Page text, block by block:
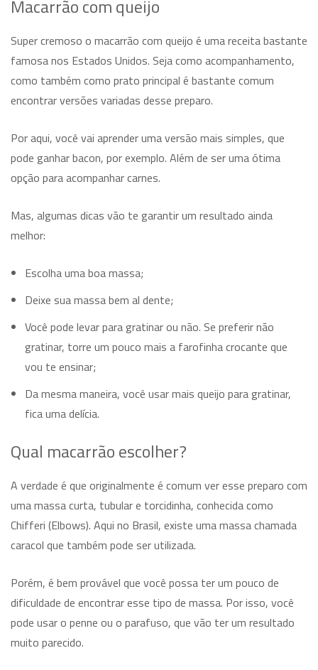
Macarrão com queijo
Super cremoso o macarrão com queijo é uma receita bastante
famosa nos Estados Unidos. Seja como acompanhamento,
como também como prato principal é bastante comum
encontrar versões variadas desse preparo.
Por aqui, você vai aprender uma versão mais simples, que
pode ganhar bacon, por exemplo. Além de ser uma ótima
opção para acompanhar carnes.
Mas, algumas dicas vão te garantir um resultado ainda
melhor:
Escolha uma boa massa;
Deixe sua massa bem al dente;
Você pode levar para gratinar ou não. Se preferir não
gratinar, torre um pouco mais a farofinha crocante que
vou te ensinar;
Da mesma maneira, você usar mais queijo para gratinar,
fica uma delícia.
Qual macarrão escolher?
A verdade é que originalmente é comum ver esse preparo com
uma massa curta, tubular e torcidinha, conhecida como
Chifferi (Elbows). Aqui no Brasil, existe uma massa chamada
caracol que também pode ser utilizada.
Porém, é bem provável que você possa ter um pouco de
dificuldade de encontrar esse tipo de massa. Por isso, você
pode usar o penne ou o parafuso, que vão ter um resultado
muito parecido.